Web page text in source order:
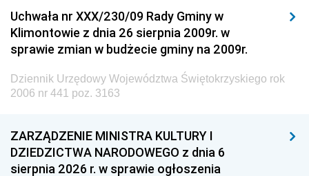
Uchwała nr XXX/230/09 Rady Gminy w
Klimontowie z dnia 26 sierpnia 2009r. w
sprawie zmian w budżecie gminy na 2009r.
Dziennik Urzędowy Województwa Świętokrzyskiego rok
2006 nr 441 poz. 3163
ZARZĄDZENIE MINISTRA KULTURY I
DZIEDZICTWA NARODOWEGO z dnia 6
sierpnia 2026 r. w sprawie ogłoszenia